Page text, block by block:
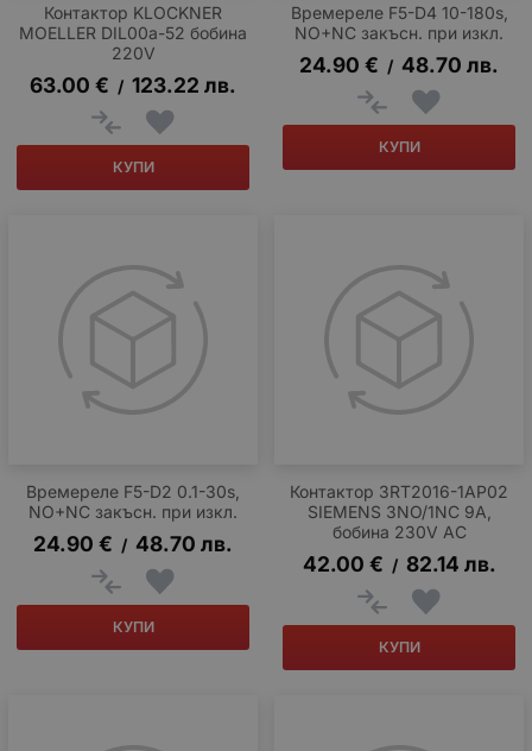
Контактор KLOCKNER
MOELLER DIL00a-52 бобина
220V
63.00 € / 123.22 лв.
КУПИ
Времереле F5-D4 10-180s,
NO+NC закъсн. при изкл.
24.90 € / 48.70 лв.
КУПИ
Времереле F5-D2 0.1-30s,
NO+NC закъсн. при изкл.
24.90 € / 48.70 лв.
КУПИ
Контактор 3RT2016-1AP02
SIEMENS 3NO/1NC 9A,
бобина 230V AC
42.00 € / 82.14 лв.
КУПИ